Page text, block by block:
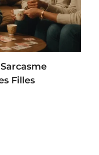
Filles